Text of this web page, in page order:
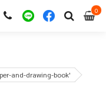
00
and-drawing-book'